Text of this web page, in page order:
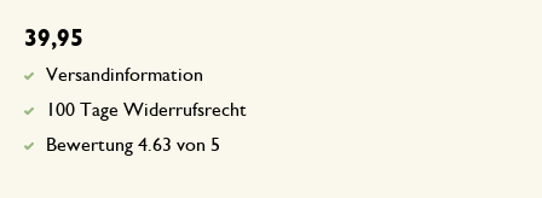
39,95
Versandinformation
100 Tage Widerrufsrecht
Bewertung 4.63 von 5